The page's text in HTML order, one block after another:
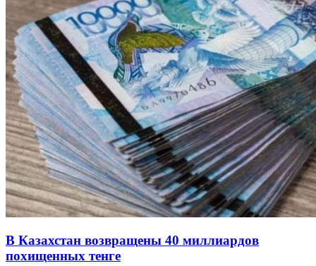
В Казахстан возвращены 40 миллиардов
похищенных тенге